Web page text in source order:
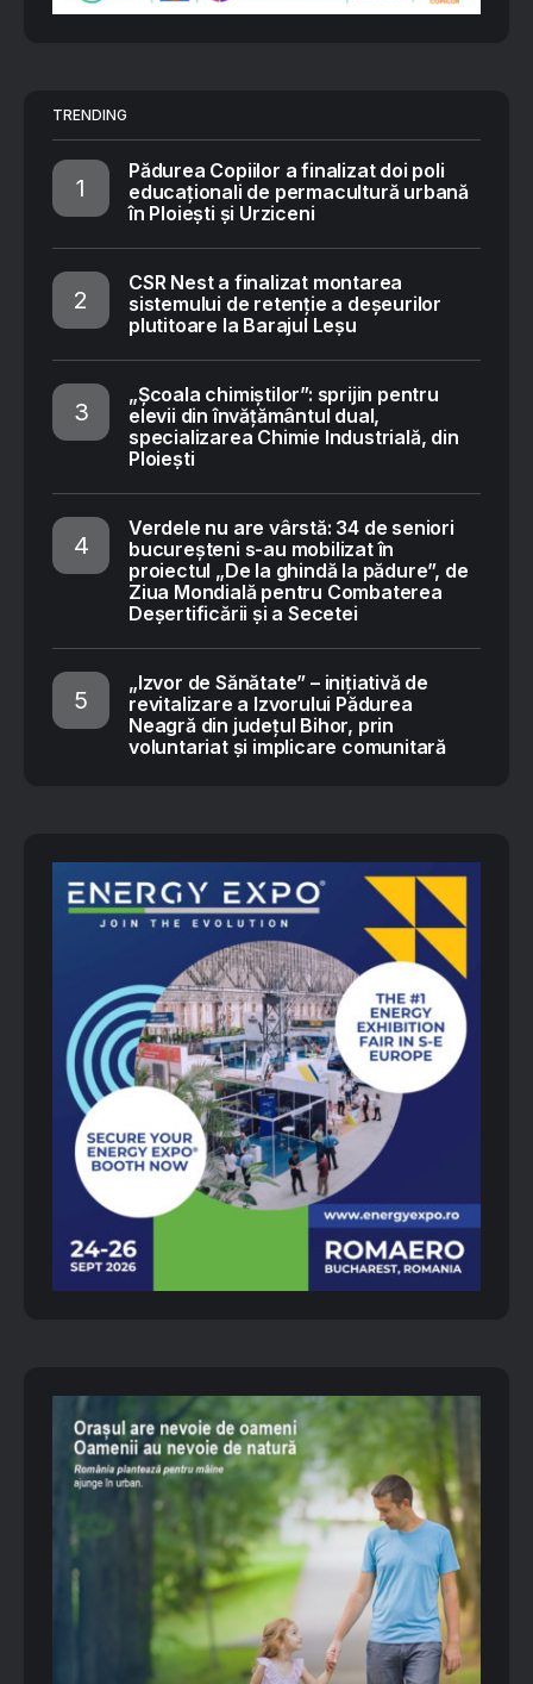
TRENDING
Pădurea Copiilor a finalizat doi poli
educaționali de permacultură urbană
în Ploiești și Urziceni
CSR Nest a finalizat montarea
sistemului de retenție a deșeurilor
plutitoare la Barajul Leșu
„Școala chimiștilor”: sprijin pentru
elevii din învățământul dual,
specializarea Chimie Industrială, din
Ploiești
Verdele nu are vârstă: 34 de seniori
bucureșteni s-au mobilizat în
proiectul „De la ghindă la pădure”, de
Ziua Mondială pentru Combaterea
Deșertificării și a Secetei
„Izvor de Sănătate” – inițiativă de
revitalizare a Izvorului Pădurea
Neagră din județul Bihor, prin
voluntariat și implicare comunitară